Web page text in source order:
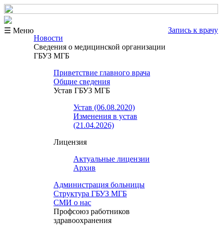
☰ Меню
Запись к врачу
Новости
Сведения о медицинской организации
ГБУЗ МГБ
Приветствие главного врача
Общие сведения
Устав ГБУЗ МГБ
Устав (06.08.2020)
Изменения в устав
(21.04.2026)
Лицензия
Актуальные лицензии
Архив
Администрация больницы
Структура ГБУЗ МГБ
СМИ о нас
Профсоюз работников
здравоохранения